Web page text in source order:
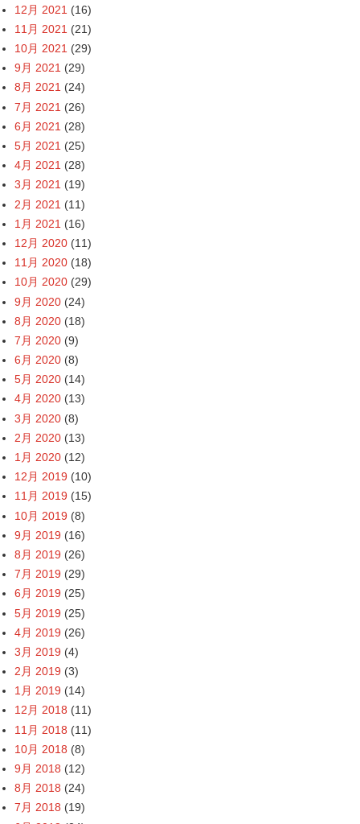
12月 2021 (16)
11月 2021 (21)
10月 2021 (29)
9月 2021 (29)
8月 2021 (24)
7月 2021 (26)
6月 2021 (28)
5月 2021 (25)
4月 2021 (28)
3月 2021 (19)
2月 2021 (11)
1月 2021 (16)
12月 2020 (11)
11月 2020 (18)
10月 2020 (29)
9月 2020 (24)
8月 2020 (18)
7月 2020 (9)
6月 2020 (8)
5月 2020 (14)
4月 2020 (13)
3月 2020 (8)
2月 2020 (13)
1月 2020 (12)
12月 2019 (10)
11月 2019 (15)
10月 2019 (8)
9月 2019 (16)
8月 2019 (26)
7月 2019 (29)
6月 2019 (25)
5月 2019 (25)
4月 2019 (26)
3月 2019 (4)
2月 2019 (3)
1月 2019 (14)
12月 2018 (11)
11月 2018 (11)
10月 2018 (8)
9月 2018 (12)
8月 2018 (24)
7月 2018 (19)